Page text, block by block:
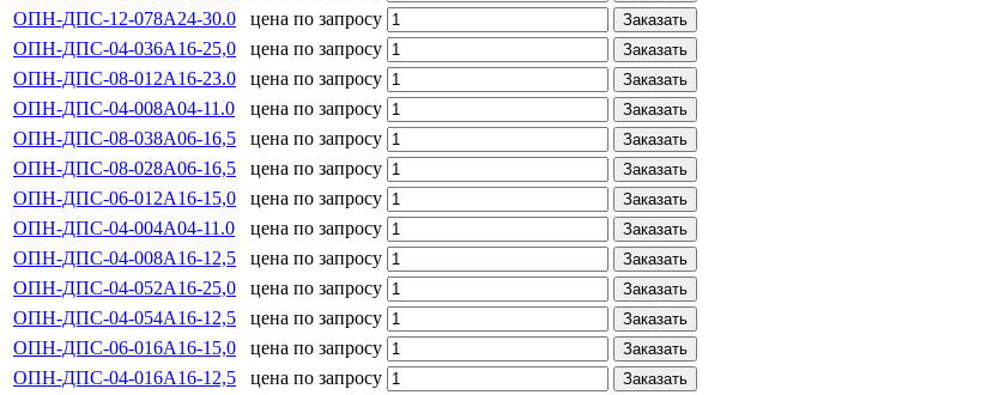
ОПН-ДПС-12-078А24-30.0 цена по запросу Заказать
ОПН-ДПС-04-036А16-25,0 цена по запросу Заказать
ОПН-ДПС-08-012А16-23.0 цена по запросу Заказать
ОПН-ДПС-04-008А04-11.0 цена по запросу Заказать
ОПН-ДПС-08-038А06-16,5 цена по запросу Заказать
ОПН-ДПС-08-028А06-16,5 цена по запросу Заказать
ОПН-ДПС-06-012А16-15,0 цена по запросу Заказать
ОПН-ДПС-04-004А04-11.0 цена по запросу Заказать
ОПН-ДПС-04-008А16-12,5 цена по запросу Заказать
ОПН-ДПС-04-052А16-25,0 цена по запросу Заказать
ОПН-ДПС-04-054А16-12,5 цена по запросу Заказать
ОПН-ДПС-06-016А16-15,0 цена по запросу Заказать
ОПН-ДПС-04-016А16-12,5 цена по запросу Заказать